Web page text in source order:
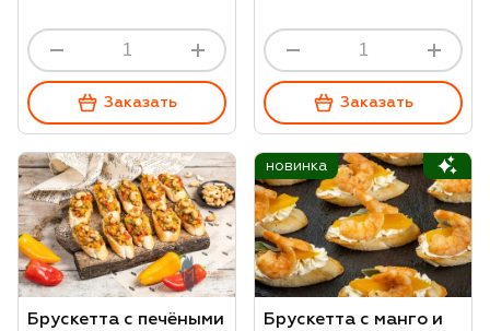
Заказать Заказать
Брускетта с печёными
новинка
Брускетта с манго и